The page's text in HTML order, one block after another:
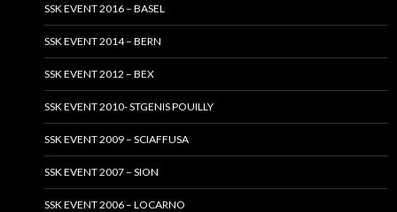
SSK EVENT 2016 – BASEL
SSK EVENT 2014 – BERN
SSK EVENT 2012 – BEX
SSK EVENT 2010- STGENIS POUILLY
SSK EVENT 2009 – SCIAFFUSA
SSK EVENT 2007 – SION
SSK EVENT 2006 – LOCARNO